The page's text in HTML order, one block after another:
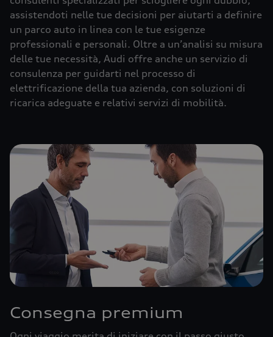
assistendoti nelle tue decisioni per aiutarti a definire
un parco auto in linea con le tue esigenze
professionali e personali. Oltre a un’analisi su misura
delle tue necessità, Audi offre anche un servizio di
consulenza per guidarti nel processo di
elettrificazione della tua azienda, con soluzioni di
ricarica adeguate e relativi servizi di mobilità.
Consegna premium